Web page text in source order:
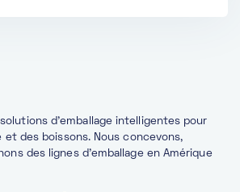
d'emballage intelligentes pour
et des boissons. Nous concevons,
des lignes d'emballage en Amérique